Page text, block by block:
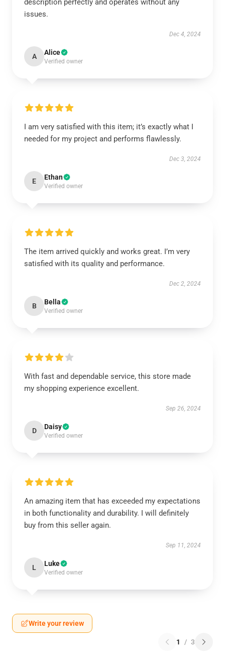
description perfectly and operates without any
issues.
Dec 4, 2024
A Alice
Verified owner
I am very satisfied with this item; it’s exactly what I
needed for my project and performs flawlessly.
Dec 3, 2024
E Ethan
Verified owner
The item arrived quickly and works great. I’m very
satisfied with its quality and performance.
Dec 2, 2024
B Bella
Verified owner
With fast and dependable service, this store made
my shopping experience excellent.
Sep 26, 2024
D Daisy
Verified owner
An amazing item that has exceeded my expectations
in both functionality and durability. I will definitely
buy from this seller again.
Sep 11, 2024
L Luke
Verified owner
Write your review
1 / 3